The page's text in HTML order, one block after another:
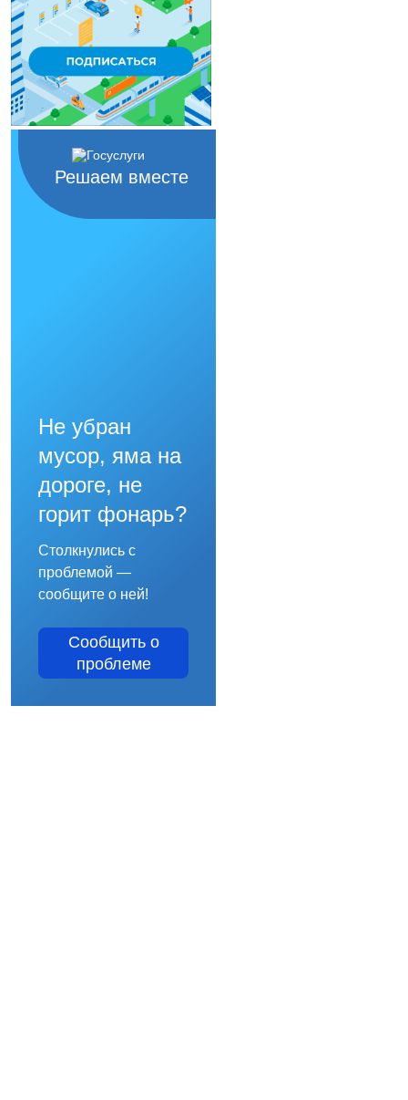
Решаем вместе
Не убран
мусор, яма на
дороге, не
горит фонарь?
Столкнулись с
проблемой —
сообщите о ней!
Сообщить о
проблеме